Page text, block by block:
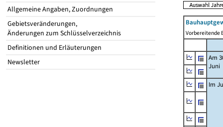
Allgemeine Angaben, Zuordnungen
Gebietsveränderungen,
Änderungen zum Schlüsselverzeichnis
Definitionen und Erläuterungen
Newsletter
Vorbereitende
Am
Juni
Im